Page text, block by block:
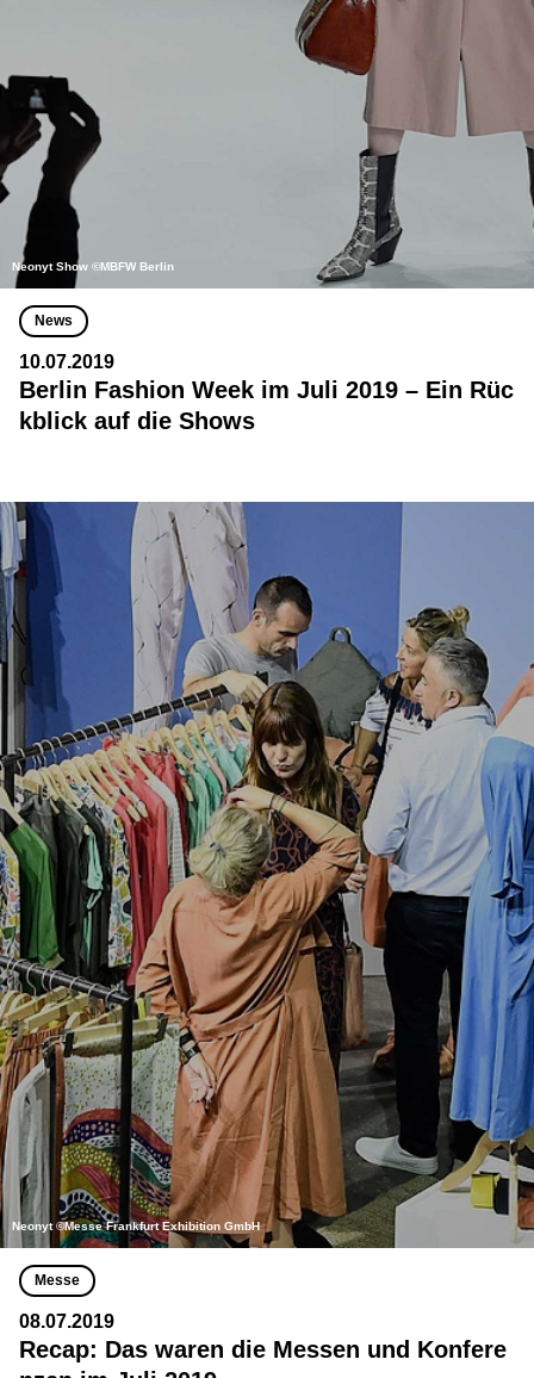
Neonyt Show ©MBFW Berlin
News
10.07.2019
Berlin Fashion Week im Juli 2019 – Ein Rüc
kblick auf die Shows
Neonyt ©Messe Frankfurt Exhibition GmbH
Messe
08.07.2019
Recap: Das waren die Messen und Konfere